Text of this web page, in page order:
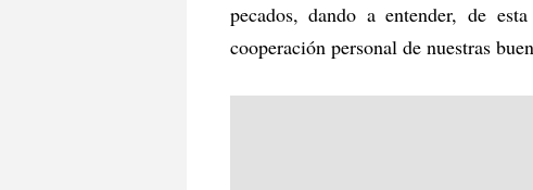
pecados, dando a entender, de
cooperación personal de nuestras